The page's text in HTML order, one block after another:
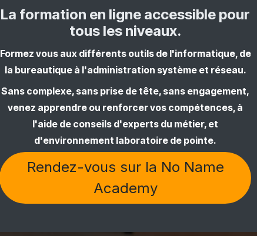
La formation en ligne accessible pour
tous les niveaux.
Formez vous aux différents outils de l'informatique, de
la bureautique à l'administration système et réseau.
Sans complexe, sans prise de tête, sans engagement,
venez apprendre ou renforcer vos compétences, à
l'aide de conseils d'experts du métier, et
d'environnement laboratoire de pointe.
Rendez-vous sur la No Name
Academy